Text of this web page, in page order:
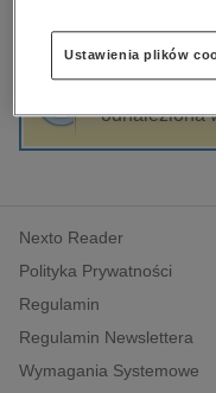
edukacja
hobby, sport,
komputery,
polityka,
psychologiczne
inne
popularno-
historia
Sortowanie
odnaleziona
Nexto Reader
Polityka Prywatności
Regulamin
Regulamin Newslettera
Wymagania Systemowe
Ustawienia plików